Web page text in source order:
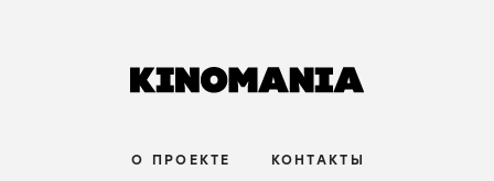
О ПРОЕКТЕ КОНТАКТЫ